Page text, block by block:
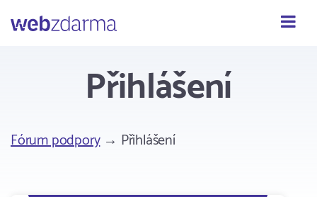
Webzdarma
Přihlášení
Fórum podpory→ Přihlášení